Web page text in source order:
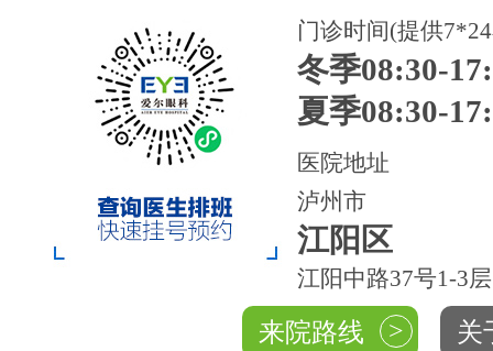
门诊时间(提供
冬季08:30-
夏季08:30-
医院地址
泸州市
江阳区
江阳中路37号1-3层
来院路线 > 关